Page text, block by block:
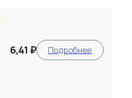
6,41 ₽ Подробнее